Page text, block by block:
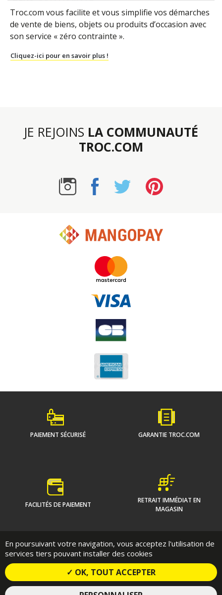
Troc.com vous facilite et vous simplifie vos démarches
de vente de biens, objets ou produits d’occasion avec
son service « zéro contrainte ».
Cliquez-ici pour en savoir plus !
JE REJOINS LA COMMUNAUTÉ
TROC.COM
PAIEMENT SÉCURISÉ GARANTIE TROC.COM
FACILITÉS DE PAIEMENT
RETRAIT IMMÉDIAT EN
MAGASIN
Qui sommes-nous ?
On vous guide
Communiqués de presse
Contact
Conditions Contractuelles de vente en ligne
Politique de confidentialité
Mentions Légales
En poursuivant votre navigation, vous acceptez l'utilisation de
services tiers pouvant installer des cookies
✓ OK, TOUT ACCEPTER